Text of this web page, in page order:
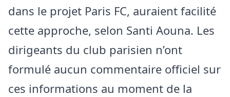
dans le projet Paris FC, auraient facilité
cette approche, selon Santi Aouna. Les
dirigeants du club parisien n’ont
formulé aucun commentaire officiel sur
ces informations au moment de la